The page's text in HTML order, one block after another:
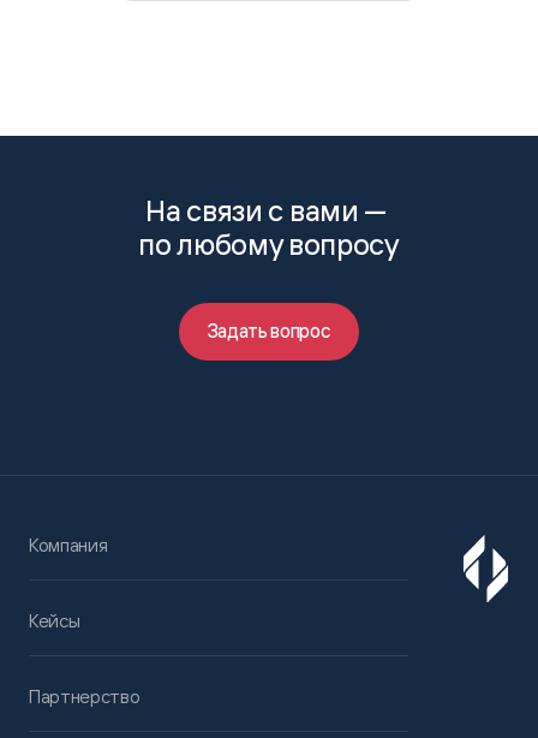
На связи с вами —
по любому вопросу
Задать вопрос
Компания
Кейсы
Партнерство